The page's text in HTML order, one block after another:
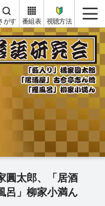
ル
がす 番組表 視聴方法
圓太郎、「居酒
呂」柳家小満ん